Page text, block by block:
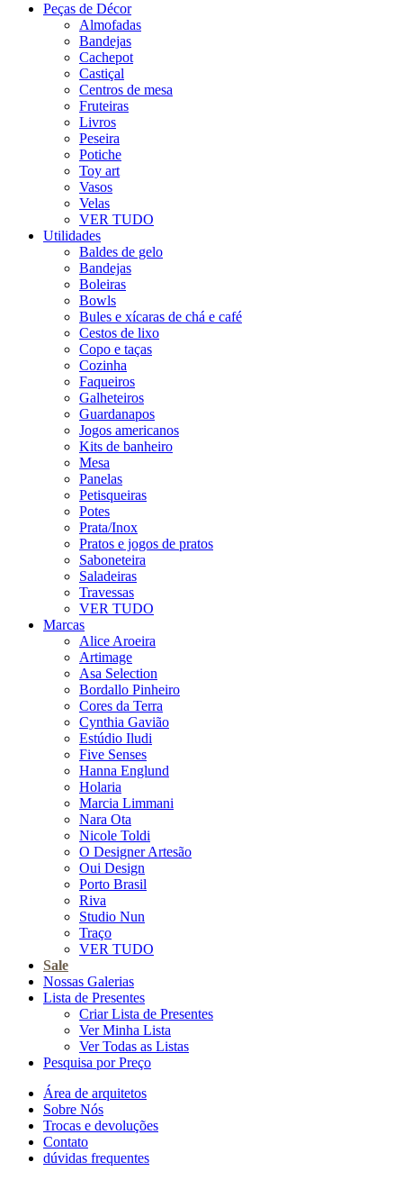
Peças de Décor
Almofadas
Bandejas
Cachepot
Castiçal
Centros de mesa
Fruteiras
Livros
Peseira
Potiche
Toy art
Vasos
Velas
VER TUDO
Utilidades
Baldes de gelo
Bandejas
Boleiras
Bowls
Bules e xícaras de chá e café
Cestos de lixo
Copo e taças
Cozinha
Faqueiros
Galheteiros
Guardanapos
Jogos americanos
Kits de banheiro
Mesa
Panelas
Petisqueiras
Potes
Prata/Inox
Pratos e jogos de pratos
Saboneteira
Saladeiras
Travessas
VER TUDO
Marcas
Alice Aroeira
Artimage
Asa Selection
Bordallo Pinheiro
Cores da Terra
Cynthia Gavião
Estúdio Iludi
Five Senses
Hanna Englund
Holaria
Marcia Limmani
Nara Ota
Nicole Toldi
O Designer Artesão
Oui Design
Porto Brasil
Riva
Studio Nun
Traço
VER TUDO
Sale
Nossas Galerias
Lista de Presentes
Criar Lista de Presentes
Ver Minha Lista
Ver Todas as Listas
Pesquisa por Preço
Área de arquitetos
Sobre Nós
Trocas e devoluções
Contato
dúvidas frequentes